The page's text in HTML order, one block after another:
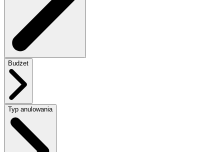
Budżet
Typ anulowania